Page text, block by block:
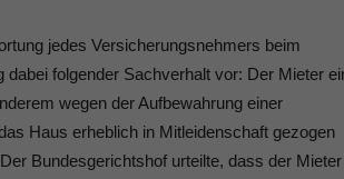
jedes Versicherungsnehmers beim
folgender Sachverhalt vor: Der Mieter
wegen der Aufbewahrung einer
Haus erheblich in Mitleidenschaft gezogen
Bundesgerichtshof urteilte, dass der Mieter